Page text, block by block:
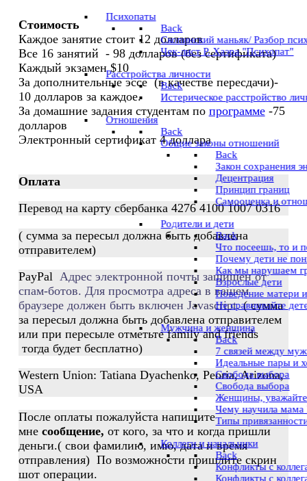
Психопаты
Back
Скопинский маньяк/ Разбор
Чек-лист Р. Хаэра "Психопат"
Расстройства личности
Back
Истерическое расстройство
Отношения
Back
Общие законы отношений
Back
Закон сохранения
Децентрация
Принцип границ
Самооценка и
Pодители и дети
Back
Что посеешь, то и
Почему дети не
Как мы нарушаем
Взрослые дети
Поведение матери
Не сравнивайте
Мужчина и женщина
Back
7 связей между
Идеальные пары и
Свобода выбора
Свобода выбора
Женщины,
Чему научила
Типы
Коллеги и начальники
Back
Конфликты с
Конфликты с
Стоимость
Каждое занятие стоит 12 долларов
Все 16 занятий - 98 долларов (без сертификата)
Каждый экзамен $10
За дополнительные эссе (в качестве пересдачи)-
10 долларов за каждое.
За домашние задания студентам по программе-75
долларов
Электронный сертификат 4 доллара
Оплата
Перевод на карту сбербанка 4276 4100 1007 0316
( сумма за пересыл должна быть добавлена
отправителем)
PayPal Адрес электронной почты защищен от
спам-ботов. Для просмотра адреса в вашем
браузере должен быть включен Javascript.( сумма
за пересыл должна быть добавлена отправителем
или при пересыле отметьте family and friends
тогда будет бесплатно)
Western Union: Tatiana Dyachenko, Peoria, Arizona,
USA
После оплаты пожалуйста напишите
мне сообщение, от кого, за что и когда пришли
деньги.( свои фамилию, имю, дата и время
отправления) По возможности пришлите скрин
шот операции.